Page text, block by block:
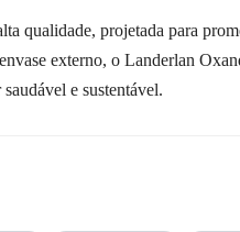
qualidade, projetada para
externo, o Landerlan
e sustentável.